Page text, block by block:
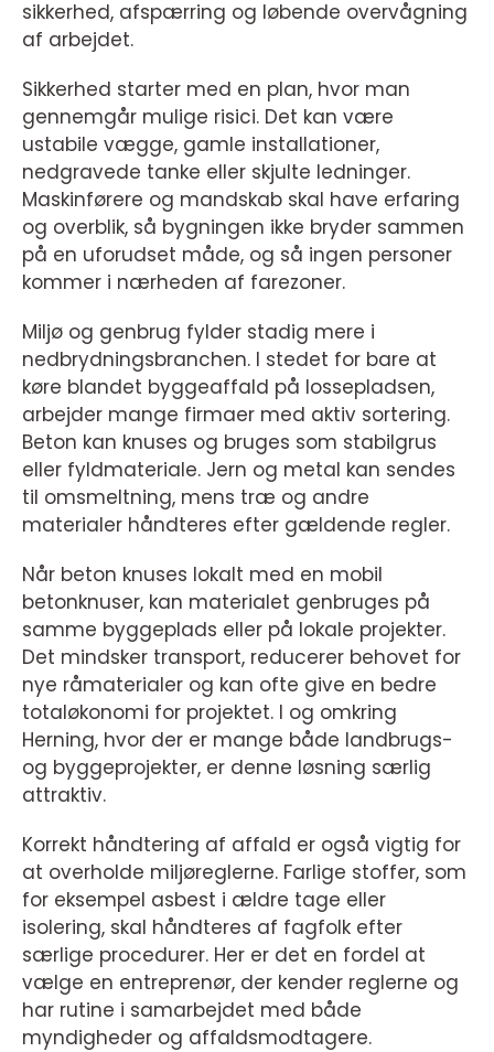
sikkerhed, afspærring og løbende overvågning
af arbejdet.
Sikkerhed starter med en plan, hvor man
gennemgår mulige risici. Det kan være
ustabile vægge, gamle installationer,
nedgravede tanke eller skjulte ledninger.
Maskinførere og mandskab skal have erfaring
og overblik, så bygningen ikke bryder sammen
på en uforudset måde, og så ingen personer
kommer i nærheden af farezoner.
Miljø og genbrug fylder stadig mere i
nedbrydningsbranchen. I stedet for bare at
køre blandet byggeaffald på lossepladsen,
arbejder mange firmaer med aktiv sortering.
Beton kan knuses og bruges som stabilgrus
eller fyldmateriale. Jern og metal kan sendes
til omsmeltning, mens træ og andre
materialer håndteres efter gældende regler.
Når beton knuses lokalt med en mobil
betonknuser, kan materialet genbruges på
samme byggeplads eller på lokale projekter.
Det mindsker transport, reducerer behovet for
nye råmaterialer og kan ofte give en bedre
totaløkonomi for projektet. I og omkring
Herning, hvor der er mange både landbrugs-
og byggeprojekter, er denne løsning særlig
attraktiv.
Korrekt håndtering af affald er også vigtig for
at overholde miljøreglerne. Farlige stoffer, som
for eksempel asbest i ældre tage eller
isolering, skal håndteres af fagfolk efter
særlige procedurer. Her er det en fordel at
vælge en entreprenør, der kender reglerne og
har rutine i samarbejdet med både
myndigheder og affaldsmodtagere.